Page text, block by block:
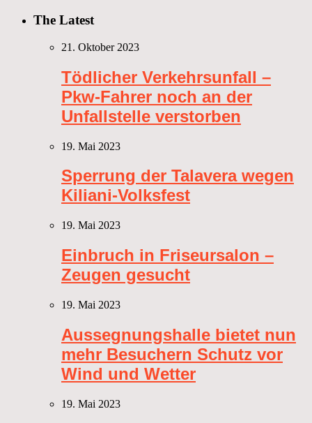
The Latest
21. Oktober 2023
Tödlicher Verkehrsunfall –
Pkw-Fahrer noch an der
Unfallstelle verstorben
19. Mai 2023
Sperrung der Talavera wegen
Kiliani-Volksfest
19. Mai 2023
Einbruch in Friseursalon –
Zeugen gesucht
19. Mai 2023
Aussegnungshalle bietet nun
mehr Besuchern Schutz vor
Wind und Wetter
19. Mai 2023